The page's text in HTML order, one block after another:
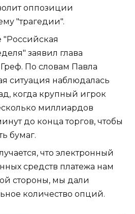
оппозиции
"трагедии".
заявил глава
По словам Павла
ситуация наблюдалась
когда крупный игрок
миллиардов
до конца торгов, чтобы
бумаг.
что электронный
средств платежа нам
стороны, мы дали
количество опций.